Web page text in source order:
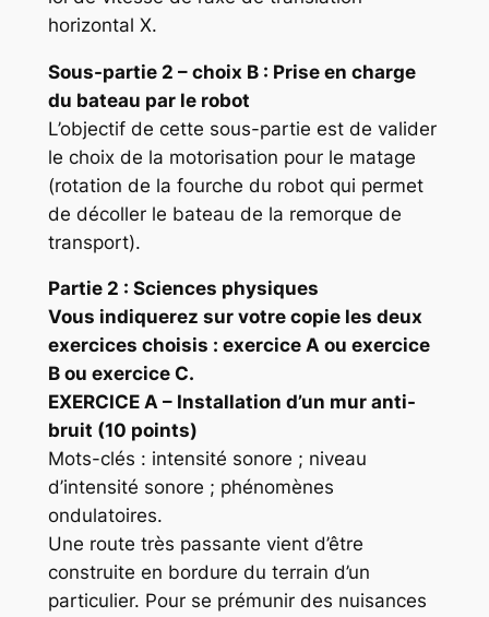
horizontal X.
Sous-partie 2 – choix B : Prise en charge
du bateau par le robot
L’objectif de cette sous-partie est de valider
le choix de la motorisation pour le matage
(rotation de la fourche du robot qui permet
de décoller le bateau de la remorque de
transport).
Partie 2 : Sciences physiques
Vous indiquerez sur votre copie les deux
exercices choisis : exercice A ou exercice
B ou exercice C.
EXERCICE A – Installation d’un mur anti-
bruit (10 points)
Mots-clés : intensité sonore ; niveau
d’intensité sonore ; phénomènes
ondulatoires.
Une route très passante vient d’être
construite en bordure du terrain d’un
particulier. Pour se prémunir des nuisances